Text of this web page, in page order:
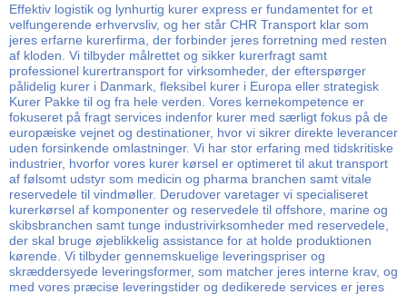
Effektiv logistik og lynhurtig kurer express er fundamentet for et
velfungerende erhvervsliv, og her står CHR Transport klar som
jeres erfarne kurerfirma, der forbinder jeres forretning med resten
af kloden. Vi tilbyder målrettet og sikker kurerfragt samt
professionel kurertransport for virksomheder, der efterspørger
pålidelig kurer i Danmark, fleksibel kurer i Europa eller strategisk
Kurer Pakke til og fra hele verden. Vores kernekompetence er
fokuseret på fragt services indenfor kurer med særligt fokus på de
europæiske vejnet og destinationer, hvor vi sikrer direkte leverancer
uden forsinkende omlastninger. Vi har stor erfaring med tidskritiske
industrier, hvorfor vores kurer kørsel er optimeret til akut transport
af følsomt udstyr som medicin og pharma branchen samt vitale
reservedele til vindmøller. Derudover varetager vi specialiseret
kurerkørsel af komponenter og reservedele til offshore, marine og
skibsbranchen samt tunge industrivirksomheder med reservedele,
der skal bruge øjeblikkelig assistance for at holde produktionen
kørende. Vi tilbyder gennemskuelige leveringspriser og
skræddersyede leveringsformer, som matcher jeres interne krav, og
med vores præcise leveringstider og dedikerede services er jeres